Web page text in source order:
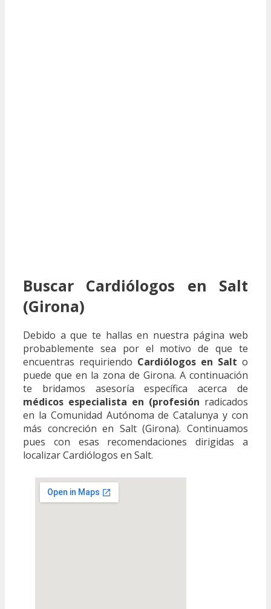
Buscar Cardiólogos en Salt
(Girona)
Debido a que te hallas en nuestra página web
probablemente sea por el motivo de que te
encuentras requiriendo Cardiólogos en Salt o
puede que en la zona de Girona. A continuación
te bridamos asesoría específica acerca de
médicos especialista en (profesión radicados
en la Comunidad Autónoma de Catalunya y con
más concreción en Salt (Girona). Continuamos
pues con esas recomendaciones dirigidas a
localizar Cardiólogos en Salt.